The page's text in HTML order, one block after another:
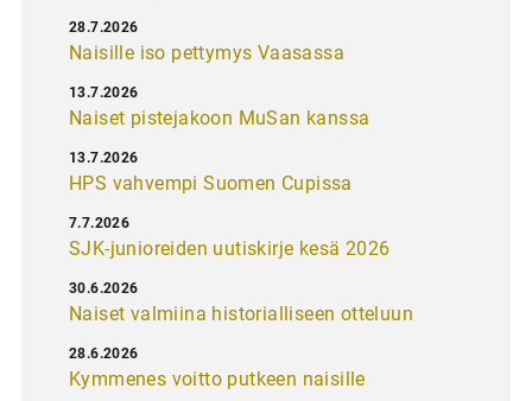
Naisille iso pettymys Vaasassa
28.7.2026
Naiset pistejakoon MuSan kanssa
13.7.2026
HPS vahvempi Suomen Cupissa
13.7.2026
SJK-junioreiden uutiskirje kesä 2026
7.7.2026
Naiset valmiina historialliseen otteluun
30.6.2026
Kymmenes voitto putkeen naisille
28.6.2026